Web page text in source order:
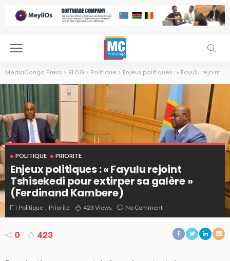
MediaCongo Press > BLOG > Politique > Enjeux politiques : « Fayulu rejoint Tshisekedi pour extirper sa galère » (Ferdinand Kambere)
POLITIQUE PRIORITE
Enjeux politiques : « Fayulu rejoint
Tshisekedi pour extirper sa galère »
(Ferdinand Kambere)
Politique Priorite 423 Views No Comment
0 423